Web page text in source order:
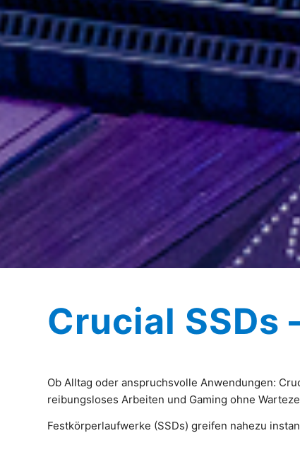
Crucial SSDs
Ob Alltag oder anspruchsvolle Anwendungen:
reibungsloses Arbeiten und Gaming ohne
Festkörperlaufwerke (SSDs) greifen nahezu